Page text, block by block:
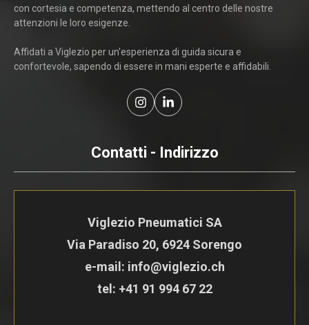
con cortesia e competenza, mettendo al centro delle nostre
attenzioni le loro esigenze.
Affidati a Viglezio per un'esperienza di guida sicura e
confortevole, sapendo di essere in mani esperte e affidabili.
Contatti - Indirizzo
Viglezio Pneumatici SA
Via Paradiso 20, 6924 Sorengo
e-mail: info@viglezio.ch
tel: +41 91 994 67 22